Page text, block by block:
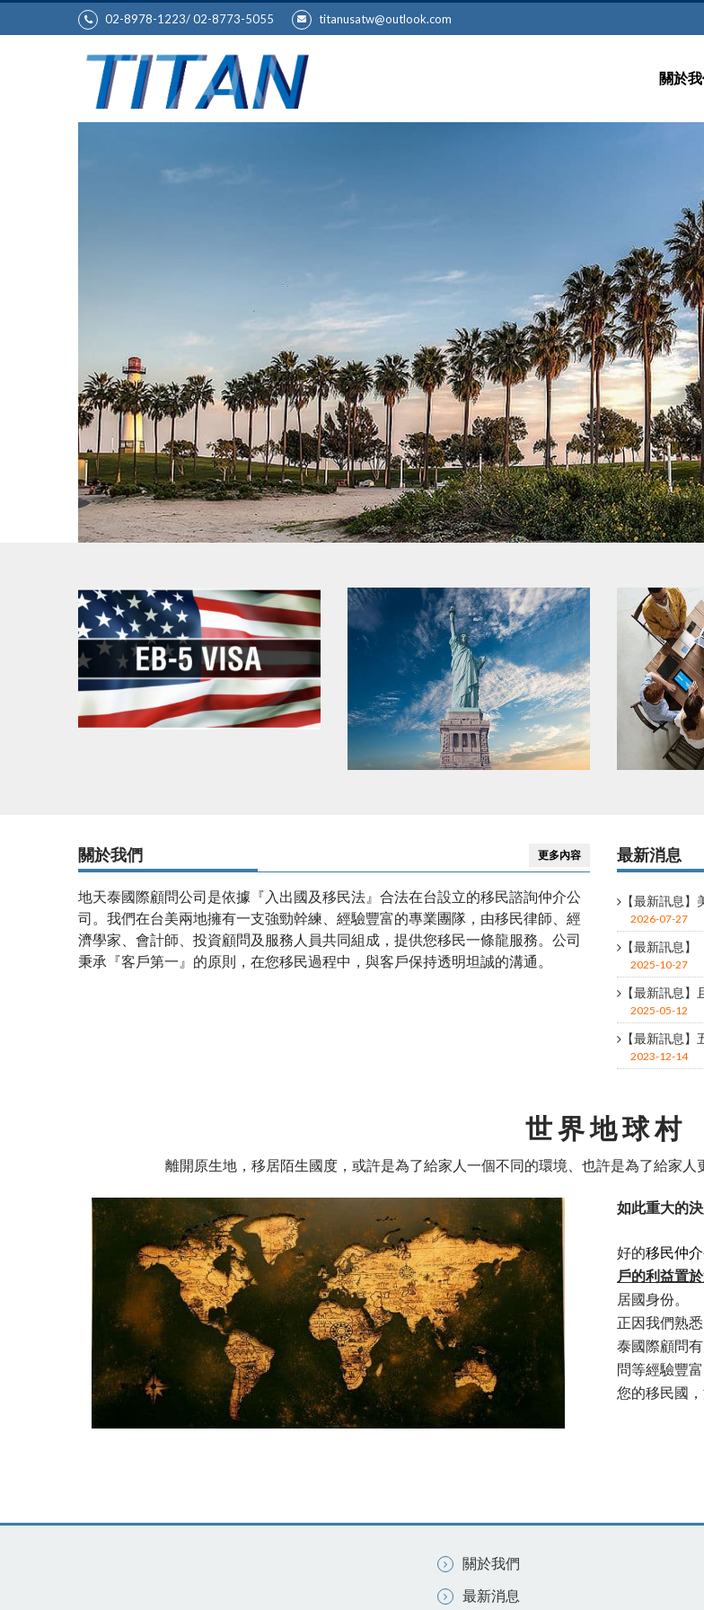
02-8978-1223/ 02-8773-5055 titanusatw@outlook.com
關於
關於我們 更多內容
地天泰國際顧問公司是依據『入出國及移民法』合法在台設立的移民諮詢仲介公
司。我們在台美兩地擁有一支強勁幹練、經驗豐富的專業團隊，由移民律師、經
濟學家、會計師、投資顧問及服務人員共同組成，提供您移民一條龍服務。公司
秉承『客戶第一』的原則，在您移民過程中，與客戶保持透明坦誠的溝通。
最新消息
【最新訊息
2026-07-27
【最新訊息】
2025-10-27
【最新訊息
2025-05-12
【最新訊息
2023-12-14
世 界 地 球 村
離開原生地，移居陌生國度，或許是為了給家人一個不同的環境、也許是為了給家人
如此重大的
好的移民仲介
戶的利益置
居國身份。
正因我們熟
泰國際顧問
問等經驗豐
您的移民國
關於我們
最新消息